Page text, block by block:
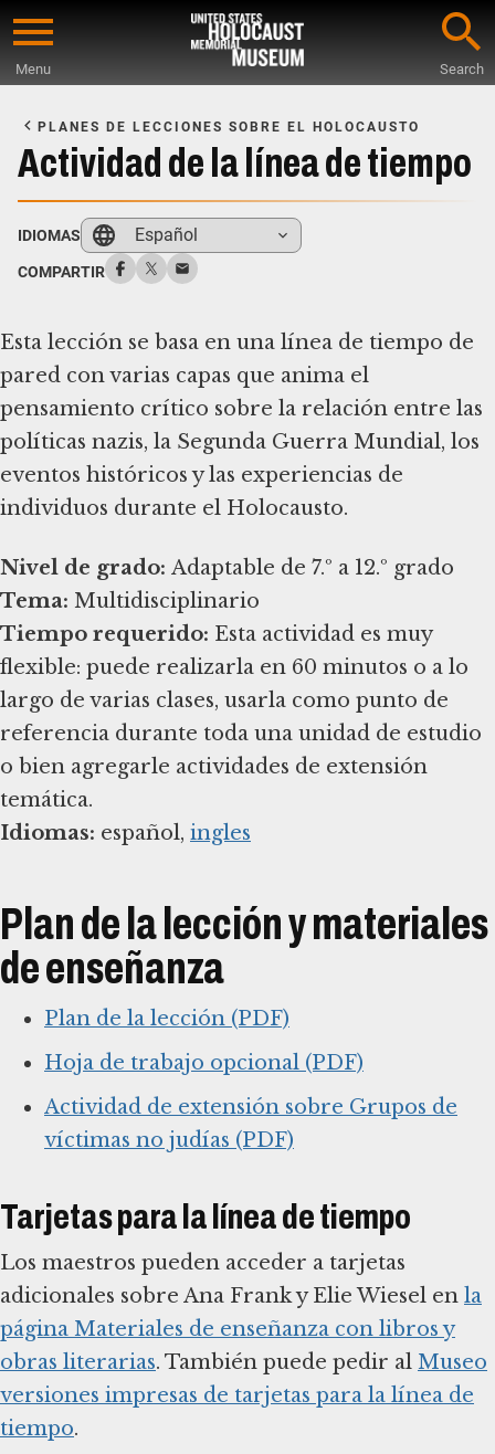
Skip
content
Menu Search
Main
Content
PLANES DE LECCIONES SOBRE EL HOLOCAUSTO
Actividad de la línea de tiempo
IDIOMAS Español
COMPARTIR
Esta lección se basa en una línea de tiempo de
pared con varias capas que anima el
pensamiento crítico sobre la relación entre las
políticas nazis, la Segunda Guerra Mundial, los
eventos históricos y las experiencias de
individuos durante el Holocausto.
Nivel de grado:
Tema:
Tiempo requerido: Esta actividad es muy
flexible: puede realizarla en 60 minutos o a lo
largo de varias clases, usarla como punto de
referencia durante toda una unidad de estudio
o bien agregarle actividades de extensión
Idiomas: español, ingles
Plan de la lección y materiales
de enseñanza
Plan de la lección (PDF)
Hoja de trabajo opcional (PDF)
Actividad de extensión sobre Grupos de
víctimas no judías (PDF)
Tarjetas para la línea de tiempo
Los maestros pueden acceder a tarjetas
adicionales sobre Ana Frank y Elie Wiesel en la
página Materiales de enseñanza con libros y
obras literarias. También puede pedir al Museo
versiones impresas de tarjetas para la línea de
tiempo.